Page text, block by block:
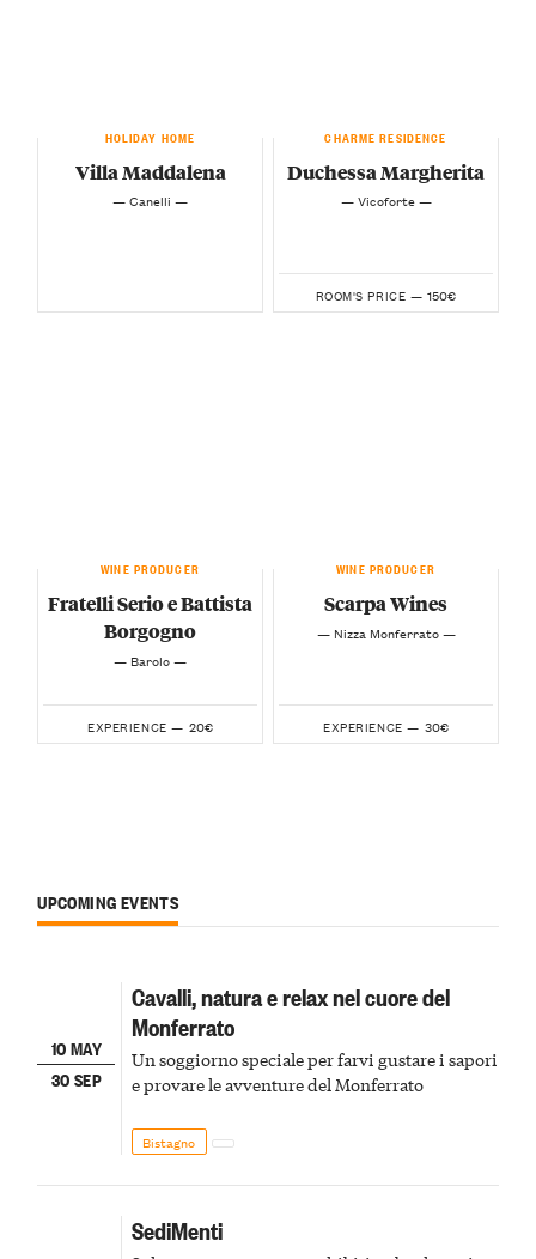
HOLIDAY HOME
Villa Maddalena
— Canelli —
CHARME RESIDENCE
Duchessa Margherita
— Vicoforte —
ROOM'S PRICE — 150€
WINE PRODUCER
Fratelli Serio e Battista
Borgogno
— Barolo —
EXPERIENCE — 20€
WINE PRODUCER
Scarpa Wines
— Nizza Monferrato —
EXPERIENCE — 30€
UPCOMING EVENTS
10 MAY
30 SEP
Cavalli, natura e relax nel cuore del
Monferrato
Un soggiorno speciale per farvi gustare i sapori
e provare le avventure del Monferrato
Bistagno
SediMenti